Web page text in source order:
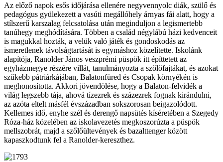
Az előző napok esős időjárása ellenére negyvennyolc diák, szülő és
pedagógus gyülekezett a vasúti megállóhely árnyas fái alatt, hogy a
stílszerű karszalag felcsatolása után meginduljon a legismertebb
tanúhegy meghódítására. Többen a család négylábú házi kedvenceit
is magukkal hozták, a velük való játék és gondoskodás az
ismeretlenek távolságtartását is egymáshoz közelítette. Iskolánk
alapítója, Ranolder János veszprémi püspök itt építtetett az
egyházmegye részére villát, tanulmányozta a szőlőfajtákat, és azokat
szűkebb pátriárkájában, Balatonfüred és Csopak környékén is
meghonosította. Akkori jövendölése, hogy a Balaton-felvidék a
világ legszebb tája, ahová tízezrek és százezrek fognak kirándulni,
az azóta eltelt másfél évszázadban sokszorosan beigazolódott.
Kellemes idő, enyhe szél és derengő napsütés kíséretében a Szegedy
Róza-ház közelében az iskolavezetés megkoszorúzta a püspök
mellszobrát, majd a szőlőültevények és bazalttenger között
kapaszkodtunk fel a Ranolder-kereszthez.